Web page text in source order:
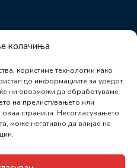
колачиња
користиме технологии како
до информациите за уредот.
ни овозможи да обработуваме
на прелистувањето или
страница. Несогласувањето
може негативно да влијае на